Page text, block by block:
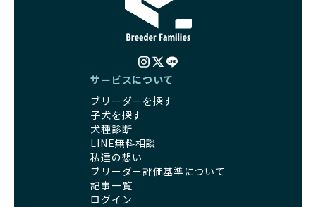
サービスについて
ブリーダーを探す
子犬を探す
犬種診断
LINE無料相談
私達の想い
ブリーダー評価基準について
記事一覧
ログイン